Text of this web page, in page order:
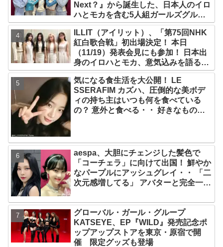
Next？』から誕生した、日本人のイロ
ハとモカを含む5人組ガールズグルー
プ！ デビュー曲「Magnetic」がいき
なりの大ヒット
ILLIT（アイリット）、「第75回NHK
紅白歌合戦」初出場決定！ 本日
（11/19）発表会見にも参加！ 日本出
身のイロハとモカ、意気込みを語る
「ずっと夢見てたステージ…嬉しくて
光栄」
気になる食生活を大公開！ LE
SSERAFIM カズハ、圧倒的な美ボデ
ィの持ち主はいつも何を食べている
の？ 意外と食べる・・ 好きなものを
aespa、大胆にチェンジした髪色で
「コーチェラ」に向けて出国！ 鮮やか
なパープルにアッシュグレイ・・ 「二
次元感増してる」 アバターと完全一致
グローバル・ガール・グループ
KATSEYE、EP『WILD』発売記念ポ
ップアップストアを東京・原宿で開
催 限定グッズも登場